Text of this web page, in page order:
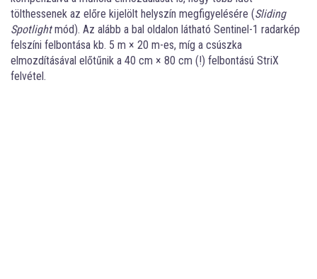
tölthessenek az előre kijelölt helyszín megfigyelésére (Sliding
Spotlightmód). Az alább a bal oldalon látható Sentinel-1 radarkép
felszíni felbontása kb. 5 m × 20 m-es, míg a csúszka
elmozdításával előtűnik a 40 cm × 80 cm (!) felbontású StriX
felvétel.